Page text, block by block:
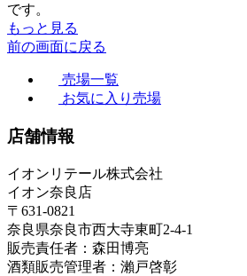
です。
もっと見る
前の画面に戻る
売場一覧
お気に入り売場
店舗情報
イオンリテール株式会社
イオン奈良店
〒631-0821
奈良県奈良市西大寺東町2-4-1
販売責任者：森田博亮
酒類販売管理者：瀨戸啓彰